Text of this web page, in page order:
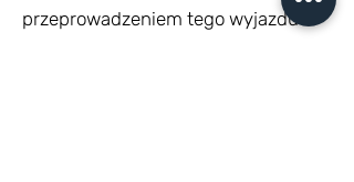
przeprowadzeniem tego wyjazdu –